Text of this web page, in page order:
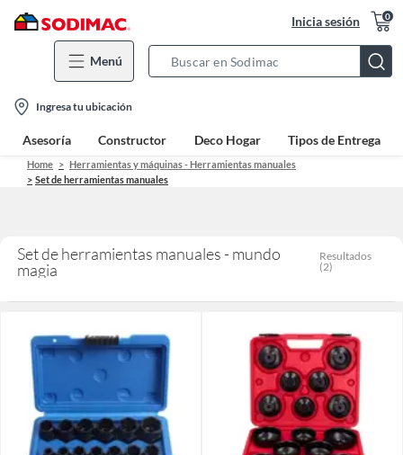
Inicia sesión 0
Menú
Bar
location-
icon
Ingresa tu ubicación
Asesoría Constructor Deco Hogar Tipos de Entrega
Home
Herramientas y máquinas - Herramientas manuales
Set de herramientas manuales
Set de herramientas manuales - mundo
magia
Resultados
(2)